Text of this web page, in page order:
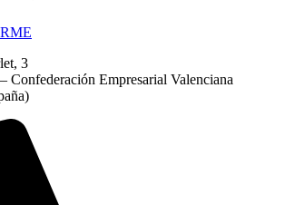
3
Confederación Empresarial Valenciana